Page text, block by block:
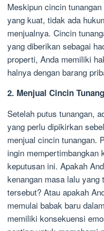
Meskipun cincin
yang kuat, tidak ada
menjualnya. Cincin
yang diberikan sebagai
properti, Anda memiliki
halnya dengan barang
2. Menjual Cincin
Setelah putus tunangan,
yang perlu dipikirkan
menjual cincin tunangan.
ingin mempertimbangkan
keputusan ini. Apakah
kenangan masa lalu
tersebut? Atau apakah
memulai babak baru
memiliki konsekuensi